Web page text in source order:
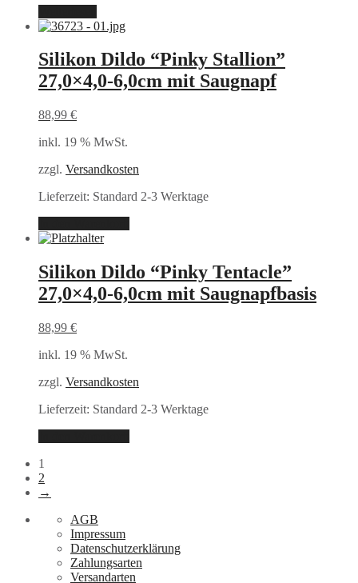
Silikon Dildo “Pinky Stallion”
27,0×4,0-6,0cm mit Saugnapf
88,99 €
inkl. 19 % MwSt.
zzgl. Versandkosten
Lieferzeit: Standard 2-3 Werktage
Silikon Dildo “Pinky Tentacle”
27,0×4,0-6,0cm mit Saugnapfbasis
88,99 €
inkl. 19 % MwSt.
zzgl. Versandkosten
Lieferzeit: Standard 2-3 Werktage
1
2
→
AGB
Impressum
Datenschutzerklärung
Zahlungsarten
Versandarten